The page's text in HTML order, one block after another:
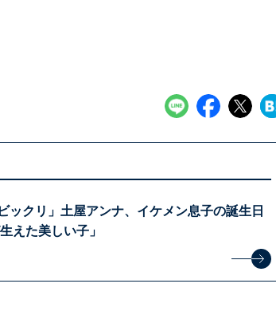
ックリ」土屋アンナ、イケメン息子の誕生日
えた美しい子」